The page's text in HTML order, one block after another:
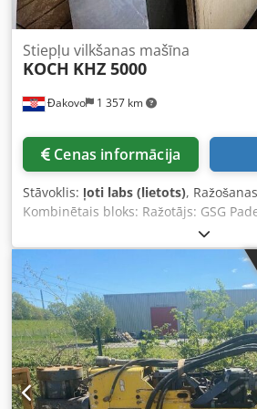
izkārtošanai un programmēšanai •
Đakovo 1 357 km
Stiepļu vilkšanas mašīna
KOCH KHZ 5000
Cenas informācija
Stāvoklis: ļoti labs (lietots),
Kombinētais bloks: Ražotājs: GSG
027 Drupinātājs-atskalotājs: Tips:
diapazons: Ø5,5-16mm Paredzēts
60 daN/mm² stiprību Drupināšanas
Karbīda ieliktņi Regulācija ar 0,37 kW
reduktordzinēju Birstes piedziņa ar
reduktordzinēju, n=293 apgr./min
380–420 V, 50 Hz Sausās pārklāšanas
Aizpildījums: Kalcija stearāts (piem.,
Stearāta patēriņš: apmēram 350 g uz
Stiepšanas ātrums: max 15 m/s